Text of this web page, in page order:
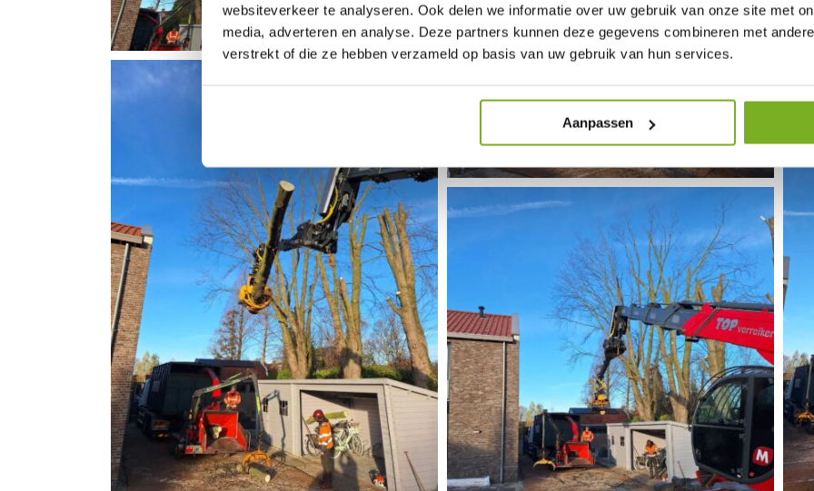
websiteverkeer te analyseren. Ook delen we informatie over uw gebruik van onze site met
media, adverteren en analyse. Deze partners kunnen deze gegevens combineren met
verstrekt of die ze hebben verzameld op basis van uw gebruik van hun services.
Aanpassen